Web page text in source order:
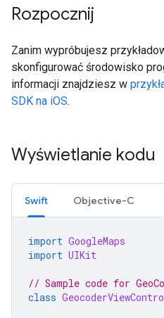
Rozpocznij
Zanim wypróbujesz
skonfigurować środowisko
informacji znajdziesz w
SDK na iOS.
Wyświetlanie kodu
Swift Objective-C
import GoogleMaps
import UIKit
// Sample code for
class